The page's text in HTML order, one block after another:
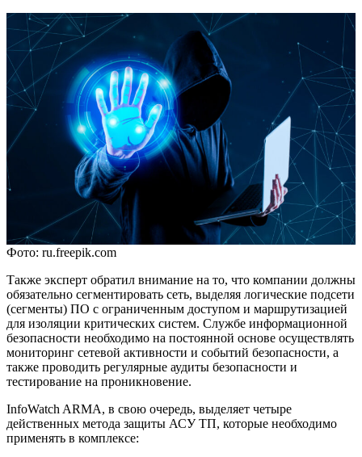
Фото: ru.freepik.com
Также эксперт обратил внимание на то, что компании должны
обязательно сегментировать сеть, выделяя логические подсети
(сегменты) ПО с ограниченным доступом и маршрутизацией
для изоляции критических систем. Службе информационной
безопасности необходимо на постоянной основе осуществлять
мониторинг сетевой активности и событий безопасности, а
также проводить регулярные аудиты безопасности и
тестирование на проникновение.
InfoWatch ARMA, в свою очередь, выделяет четыре
действенных метода защиты АСУ ТП, которые необходимо
применять в комплексе: